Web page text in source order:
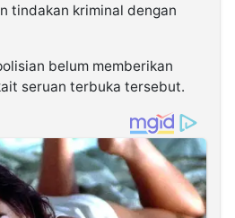
tindakan kriminal dengan
belum memberikan
seruan terbuka tersebut.